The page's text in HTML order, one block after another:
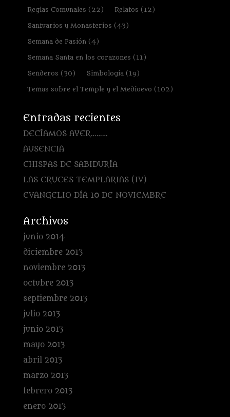
Reglas Comunales (22) Relatos (12)
Santuarios y Monasterios (43)
Semana de Pasión(4)
Semana Santa en los corazones (11)
Senderos (30) Simbología(19)
Temas sobre el Temple y el Medioevo (102)
Entradas recientes
DECÍAMOS AYER………
AUSENCIA
CHISPAS DE SABIDURÍA
LAS CRUCES TEMPLARIAS (IV)
EVANGELIO DÍA 10 DE NOVIEMBRE
Archivos
junio 2014
diciembre 2013
noviembre 2013
octubre 2013
septiembre 2013
julio 2013
junio 2013
mayo 2013
abril 2013
marzo 2013
febrero 2013
enero 2013